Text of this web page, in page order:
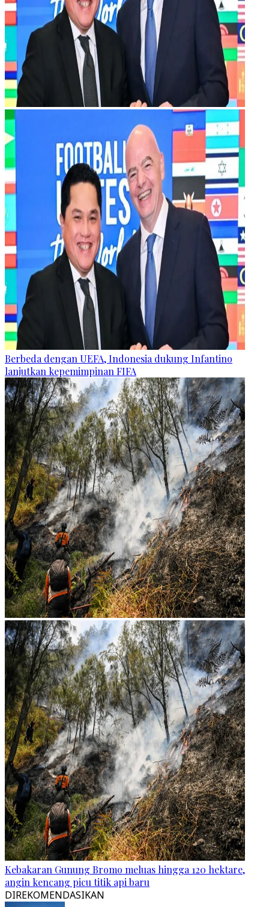
Berbeda dengan UEFA, Indonesia dukung Infantino
lanjutkan kepemimpinan FIFA
Kebakaran Gunung Bromo meluas hingga 120 hektare,
angin kencang picu titik api baru
DIREKOMENDASIKAN